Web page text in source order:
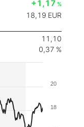
+1,17 %
18,19 EUR
11,10
0,37 %
18
20